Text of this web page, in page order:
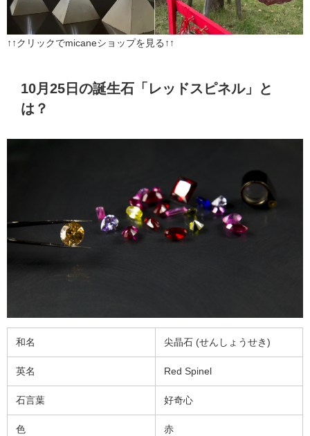
↑↑クリックでmicaneショップを見る↑↑
10月25日の誕生石「レッドスピネル」と
は？
和名 尖晶石 (せんしょうせき)
英名 Red Spinel
石言葉 好奇心
色 赤